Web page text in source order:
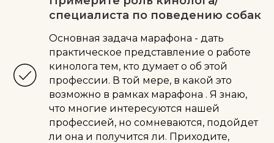
специалиста по поведению собак
Основная задача марафона - дать
практическое представление о работе
кинолога тем, кто думает о об этой
профессии. В той мере, в какой это
возможно в рамках марафона . Я знаю,
что многие интересуются нашей
профессией, но сомневаются, подойдет
ли она и получится ли. Приходите,